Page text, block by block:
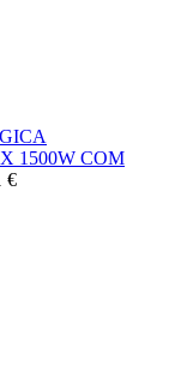
1500W COM
€